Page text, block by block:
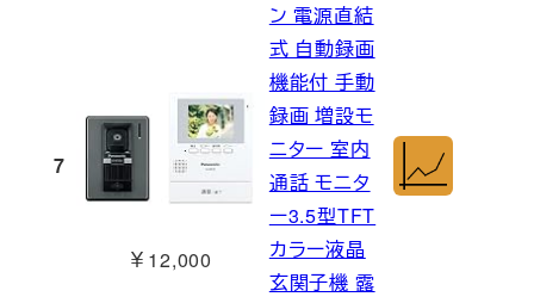
7
￥12,000
ン 電源直結
式 自動録画
機能付 手動
録画 増設モ
ニター 室内
通話 モニタ
ー3.5型TFT
カラー液晶
玄関子機 露